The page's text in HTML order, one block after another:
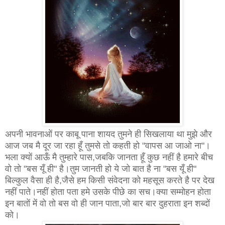
अपनी भावनाओं पर काबू पाना शायद तुमने ही सिखलाया था मुझे और
आज जब मै दूर जा रहा हूँ तुमसे तो कहती हो "वापस आ जाओ ना"।
भला क्यों आऊँ मै तुम्हारे पास,जबकि जानता हूँ कुछ नहीं है हमारे बीच
वो तो "बस यूँ ही" है।तुम जानती हो ये जो बात है ना "बस यूँ ही"
बिल्कुल वैसा ही है,जैसे हम किसी संवेदना को महसूस करते है पर देख
नहीं पाते।नहीं होता पता हमे उसके पीछे का सच।क्या सम्मोहन होता
इन बातों में वो तो बस वो ही जान पाता,जो बार बार दुहराता इन शब्दों
को।